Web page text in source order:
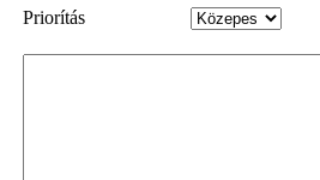
Priorítás